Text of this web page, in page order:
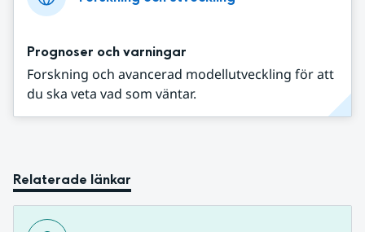
Prognoser och varningar
Forskning och avancerad modellutveckling för att
du ska veta vad som väntar.
Relaterade länkar